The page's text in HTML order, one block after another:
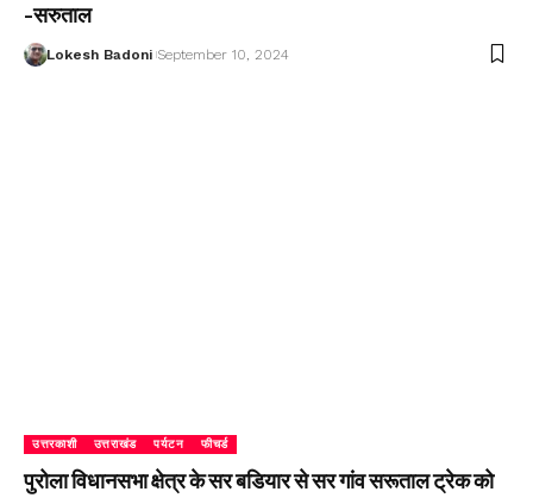
-सरुताल
Lokesh Badoni September 10, 2024
उत्तरकाशी उत्तराखंड पर्यटन फीचर्ड
पुरोला विधानसभा क्षेत्र के सर बडियार से सर गांव सरूताल ट्रेक को